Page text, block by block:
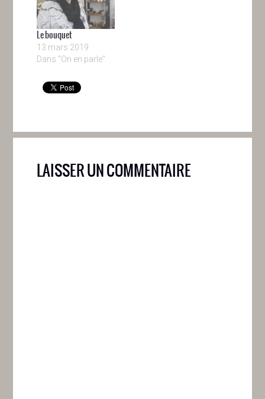
Le bouquet
13 mars 2019
Dans "On en parle"
LAISSER UN COMMENTAIRE